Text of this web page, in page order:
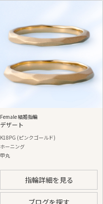
Female 結婚指輪
デザート
K18PG (ピンクゴールド)
ホーニング
甲丸
指輪詳細を見る
ブログを探す